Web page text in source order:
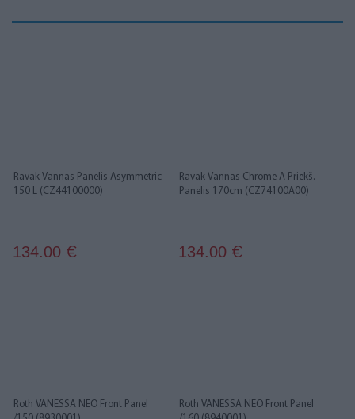
Ravak Vannas Panelis Asymmetric
150 L (CZ44100000)
134.00 €
Ravak Vannas Chrome A Priekš.
Panelis 170cm (CZ74100A00)
134.00 €
Roth VANESSA NEO Front Panel
Roth VANESSA NEO Front Panel